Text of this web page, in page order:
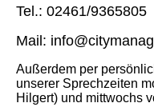
Tel.: 02461/9365805
Mail:
Außerdem per
unserer Sprechzeiten
Hilgert) und mittwochs